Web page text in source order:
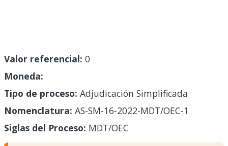
Valor referencial: 0
Moneda:
Tipo de proceso: Adjudicación Simplificada
Nomenclatura: AS-SM-16-2022-MDT/OEC-1
Siglas del Proceso: MDT/OEC